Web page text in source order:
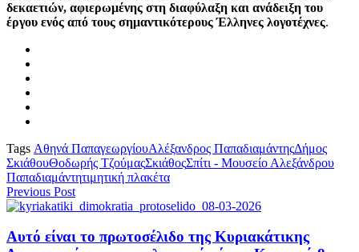
δεκαετιών, αφιερωμένης στη διαφύλαξη και ανάδειξη του
έργου ενός από τους σημαντικότερους Έλληνες λογοτέχνες.
Tags Αθηνά ΠαπαγεωργίουΑλέξανδρος ΠαπαδιαμάντηςΔήμος
ΣκιάθουΘοδωρής ΤζούμαςΣκιάθοςΣπίτι - Μουσείο Αλεξάνδρου
Παπαδιαμάντητιμητική πλακέτα
Previous Post
Αυτό είναι το πρωτοσέλιδο της Κυριακάτικης